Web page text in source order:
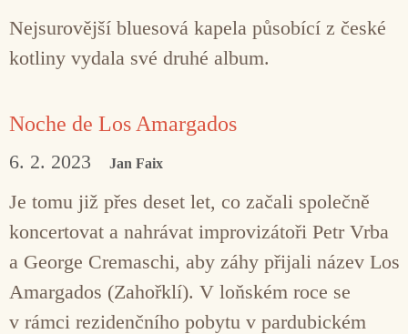
Nejsurovější bluesová kapela působící z české
kotliny vydala své druhé album.
Noche de Los Amargados
6. 2. 2023 Jan Faix
Je tomu již přes deset let, co začali společně
koncertovat a nahrávat improvizátoři Petr Vrba
a George Cremaschi, aby záhy přijali název Los
Amargados (Zahořklí). V loňském roce se
v rámci rezidenčního pobytu v pardubickém